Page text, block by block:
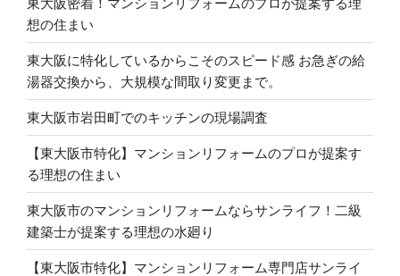
想の住まい
東大阪に特化しているからこそのスピード感 お急ぎの給
湯器交換から、大規模な間取り変更まで。
東大阪市岩田町でのキッチンの現場調査
【東大阪市特化】マンションリフォームのプロが提案す
る理想の住まい
東大阪市のマンションリフォームならサンライフ！二級
建築士が提案する理想の水廻り
【東大阪市特化】マンションリフォーム専門店サンライ